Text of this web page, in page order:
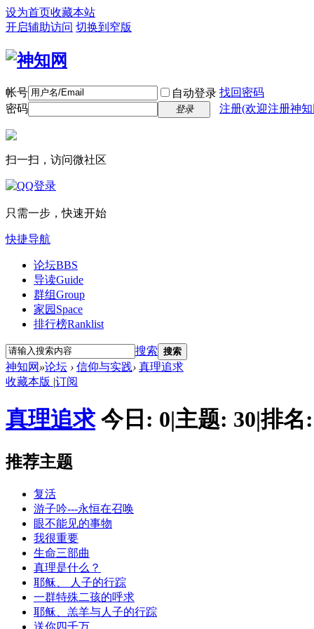
设为首页收藏本站
开启辅助访问 切换到窄版
帐号 自动登录 找回密码
密码
登录 注册(欢迎注册神
扫一扫，访问微社区
只需一步，快速开始
快捷导航
论坛BBS
导读Guide
群组Group
家园 Space
排行榜Ranklist
搜索 搜索
神知网 »论坛 › 信仰与实践› 真理追求
收藏本版 |订阅
真理追求 今日: 0|主题: 30|排
推荐主题
复活
游子吟---永恒在召唤
眼不能见的事物
我很重要
生命三部曲
真理是什么？
耶稣、 人子的行踪
一群特殊二孩的呼求
耶稣、羔羊与人子的行踪
送你四千万